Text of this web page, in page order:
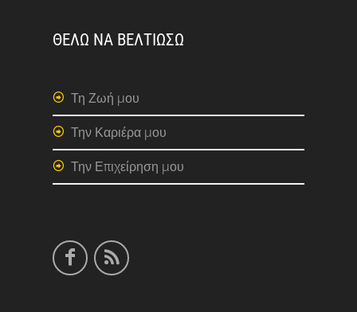
ΘΕΛΩ ΝΑ ΒΕΛΤΙΩΣΩ
Τη Ζωή μου
Την Καριέρα μου
Την Επιχείρηση μου